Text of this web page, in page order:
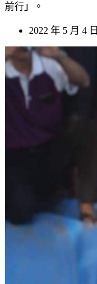
前行」。
2022 年 5 月 4 日